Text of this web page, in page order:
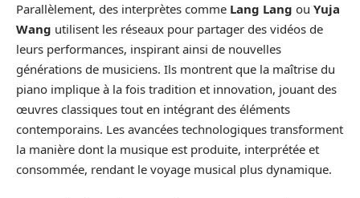
Parallèlement, des interprètes comme Lang Lang ou Yuja
Wang utilisent les réseaux pour partager des vidéos de
leurs performances, inspirant ainsi de nouvelles
générations de musiciens. Ils montrent que la maîtrise du
piano implique à la fois tradition et innovation, jouant des
œuvres classiques tout en intégrant des éléments
contemporains. Les avancées technologiques transforment
la manière dont la musique est produite, interprétée et
consommée, rendant le voyage musical plus dynamique.